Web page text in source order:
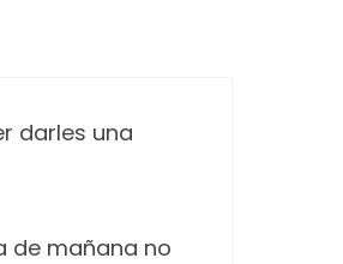
darles una
de mañana no